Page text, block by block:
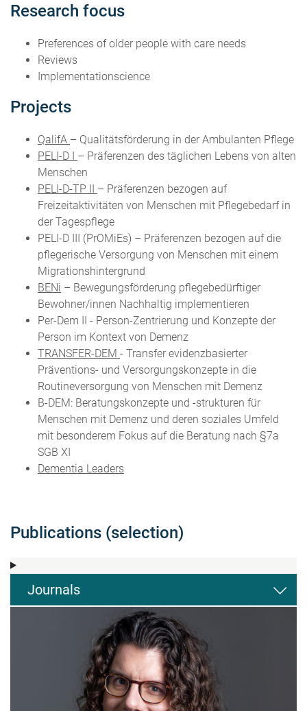
Research focus
Preferences of older people with care needs
Reviews
Implementationscience
Projects
QalifA – Qualitätsförderung in der Ambulanten Pflege
PELI-D I – Präferenzen des täglichen Lebens von alten
Menschen
PELI-D-TP II – Präferenzen bezogen auf
Freizeitaktivitäten von Menschen mit Pflegebedarf in
der Tagespflege
PELI-D III (PrOMiEs) – Präferenzen bezogen auf die
pflegerische Versorgung von Menschen mit einem
Migrationshintergrund
BENi – Bewegungsförderung pflegebedürftiger
Bewohner/innen Nachhaltig implementieren
Per-Dem II - Person-Zentrierung und Konzepte der
Person im Kontext von Demenz
TRANSFER-DEM - Transfer evidenzbasierter
Präventions- und Versorgungskonzepte in die
Routineversorgung von Menschen mit Demenz
B-DEM: Beratungskonzepte und -strukturen für
Menschen mit Demenz und deren soziales Umfeld
mit besonderem Fokus auf die Beratung nach §7a
SGB XI
Dementia Leaders
Publications (selection)
Journals